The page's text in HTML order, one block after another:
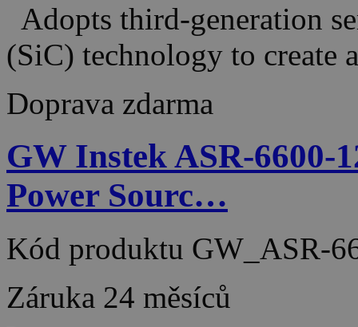
Adopts third-generation
(SiC) technology to
Doprava zdarma
GW Instek ASR-6600-
Power Sourc…
Kód produktu GW_ASR-
Záruka 24 měsíců